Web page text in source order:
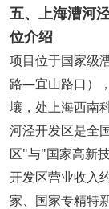
五、上海漕河
位介绍
项目位于国家级
路—宜山路口）
壤，处上海西南
河泾开发区是全
区"与"国家高新
开发区营业收入
家、国家专精特